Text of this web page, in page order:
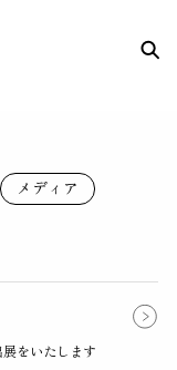
メディア
展をいたします